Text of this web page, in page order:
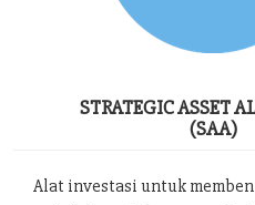
STRATEGIC ASSET
(SAA)
Alat investasi untuk